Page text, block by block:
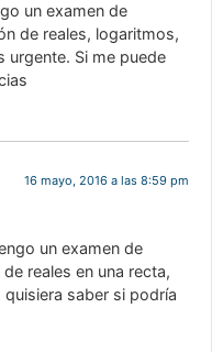
un examen de
de reales, logaritmos,
urgente. Si me puede
16 mayo, 2016 a las 8:59 pm
un examen de
reales en una recta,
saber si podría